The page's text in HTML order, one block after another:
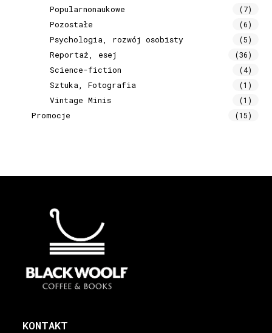
Popularnonaukowe (7)
Pozostałe (6)
Psychologia, rozwój osobisty (5)
Reportaż, esej (36)
Science-fiction (4)
Sztuka, Fotografia (1)
Vintage Minis (1)
Promocje (15)
KONTAKT